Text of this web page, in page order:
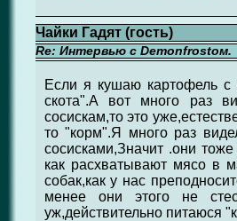
Чайки Гадят (гость)
Re: Интервью с Demonfrostом.
Если я кушаю картофель с
скота".А вот много раз
сосискам,то это
то "корм".Я много раз
сосисками,Значит .они
как расхватывают мясо в
собак,как у нас
менее они этого не
уж,действительно питаюся